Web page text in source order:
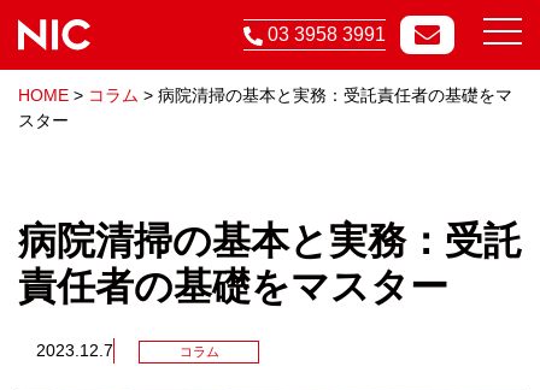
03 3958 3991
HOME > コラム > 病院清掃の基本と実務：受託責任者の基礎をマ
スター
病院清掃の基本と実務：受託
責任者の基礎をマスター
2023.12.7 コラム